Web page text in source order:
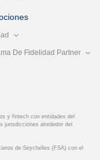
De Fidelidad Partner
y fintech con entidades del
jurisdicciones alrededor del
de Seychelles (FSA) con el